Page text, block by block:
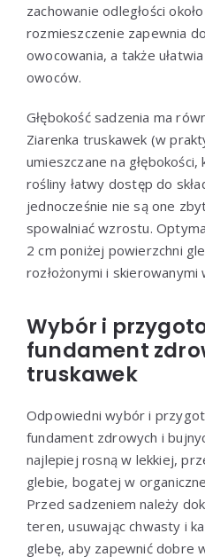
zachowanie odległości
rozmieszczenie zapewnia
owocowania, a także
owoców.
Głębokość sadzenia ma
Ziarenka truskawek (w
umieszczane na
rośliny łatwy dostęp do
jednocześnie nie są one
spowalniać wzrostu.
2 cm poniżej powierzchni
rozłożonymi i skierowanymi
Wybór i
fundament
truskawek
Odpowiedni wybór i
fundament zdrowych i
najlepiej rosną w lekkiej,
glebie, bogatej w
Przed sadzeniem należy
teren, usuwając chwasty i
glebę, aby zapewnić dobre